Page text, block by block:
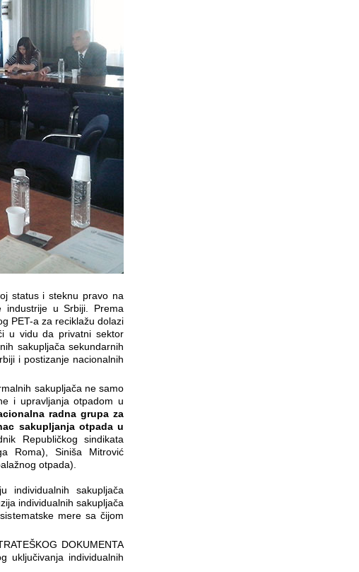
status i steknu pravo na
industrije u Srbiji. Prema
PET-a za reciklažu dolazi
u vidu da privatni sektor
sakupljača sekundarnih
i postizanje nacionalnih
sakupljača ne samo
i upravljanja otpadom u
radna grupa za
sakupljanja otpada u
Republičkog sindikata
Roma), Siniša Mitrović
otpada).
individualnih sakupljača
individualnih sakupljača
mere sa čijom
DOKUMENTA
uključivanja individualnih